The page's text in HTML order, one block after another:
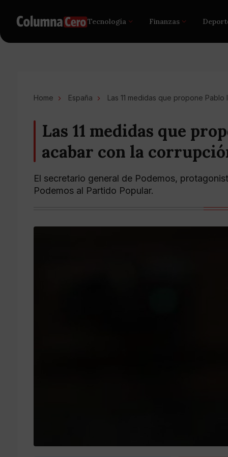
Tecnología Finanzas
Home España Las 11 medidas que propone
Las 11 medidas que
acabar con la
El secretario general de Podemos,
Podemos al Partido Popular.